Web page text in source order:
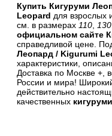
Купить Кигуруми
Leopard для взрослых
см. в размерах 110 130
официальном сайте
справедливой цене.
Леопард / Kigurumi
характеристики,
Доставка по Москве +,
России и мира!
действительно
качественных кигуруми